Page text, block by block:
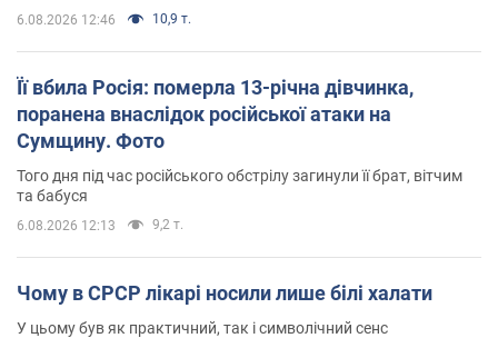
6.08.2026 12:46 10,9 т.
Її вбила Росія: померла 13-річна дівчинка,
поранена внаслідок російської атаки на
Сумщину. Фото
Того дня під час російського обстрілу загинули її брат, вітчим
та бабуся
6.08.2026 12:13 9,2 т.
Чому в СРСР лікарі носили лише білі халати
У цьому був як практичний, так і символічний сенс